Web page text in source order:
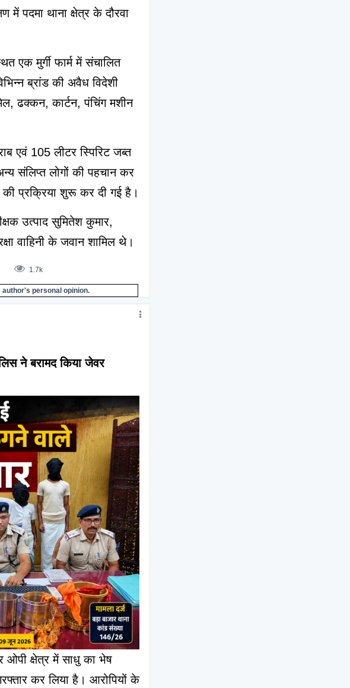
में पदमा थाना क्षेत्र के दौरवा
एक मुर्गी फार्म में संचालित
ब्रांड की अवैध विदेशी
ढक्कन, कार्टन, पंचिंग मशीन
एवं 105 लीटर स्पिरिट जब्त
संलिप्त लोगों की पहचान कर
प्रक्रिया शुरू कर दी गई है।
उत्पाद सुमितेश कुमार,
वाहिनी के जवान शामिल थे।
1.7k
personal opinion.
ने बरामद किया जेवर
ओपी क्षेत्र में साधु का भेष
कर लिया है। आरोपियों के